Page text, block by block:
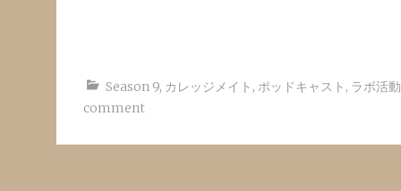
Season 9, カレッジメイト , ポッドキャスト , ラボ活動
comment